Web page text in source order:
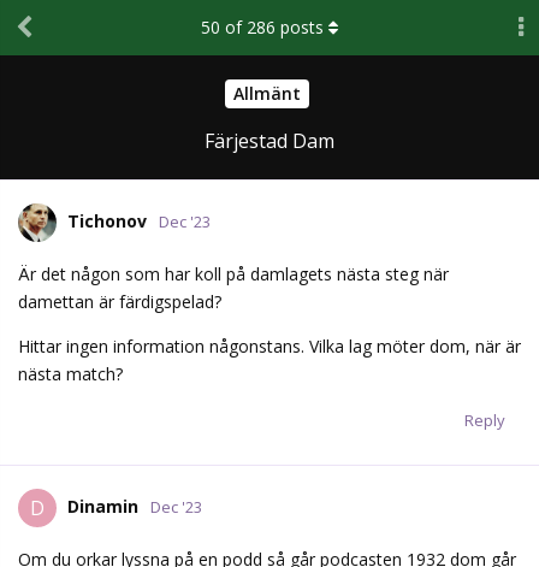
Allmänt
Färjestad Dam
50 of 286 posts
Tichonov Dec '23
Är det någon som har koll på damlagets nästa steg när
damettan är färdigspelad?
Hittar ingen information någonstans. Vilka lag möter dom, när är
nästa match?
Reply
D Dinamin Dec '23
Om du orkar lyssna på en podd så går podcasten 1932 dom går